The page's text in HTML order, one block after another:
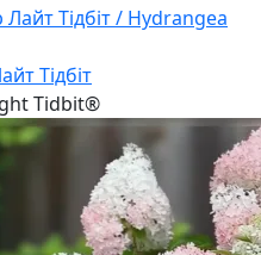
Тідбіт
Tidbit®